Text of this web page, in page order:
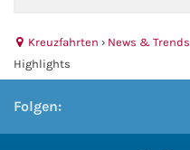
Kreuzfahrten › News & Trends
Highlights
Folgen: